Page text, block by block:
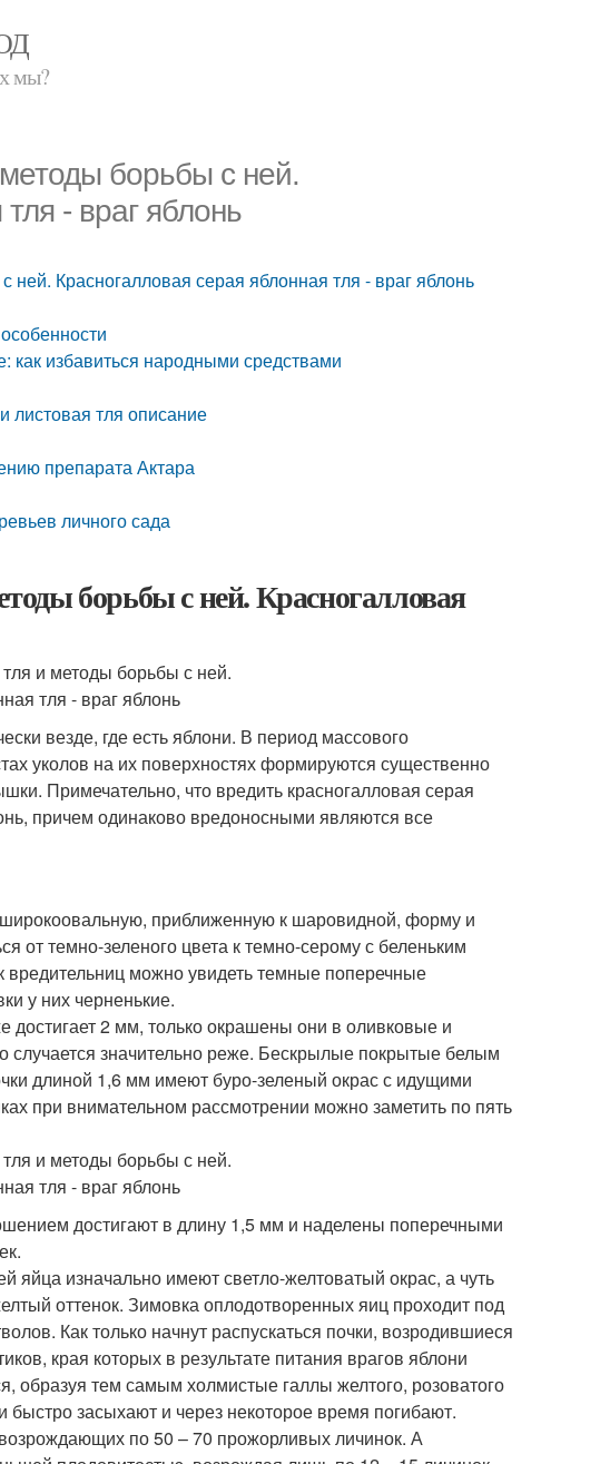
мы?
борьбы с ней.
- враг яблонь
Красногалловая серая яблонная тля - враг яблонь
как избавиться народными средствами
листовая тля описание
препарата Актара
личного сада
борьбы с ней. Красногалловая
везде, где есть яблони. В период массового
уколов на их поверхностях формируются существенно
Примечательно, что вредить красногалловая серая
причем одинаково вредоносными являются все
приближенную к шаровидной, форму и
от темно-зеленого цвета к темно-серому с беленьким
можно увидеть темные поперечные
у них черненькие.
достигает 2 мм, только окрашены они в оливковые и
значительно реже. Бескрылые покрытые белым
длиной 1,6 мм имеют буро-зеленый окрас с идущими
при внимательном рассмотрении можно заметить по пять
достигают в длину 1,5 мм и наделены поперечными
изначально имеют светло-желтоватый окрас, а чуть
оттенок. Зимовка оплодотворенных яиц проходит под
Как только начнут распускаться почки, возродившиеся
края которых в результате питания врагов яблони
образуя тем самым холмистые галлы желтого, розоватого
засыхают и через некоторое время погибают.
по 50 – 70 прожорливых личинок. А